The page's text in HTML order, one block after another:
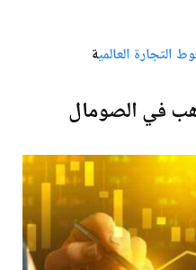
التجارة العالمية
في الصومال